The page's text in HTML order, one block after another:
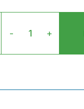
aantal
- +